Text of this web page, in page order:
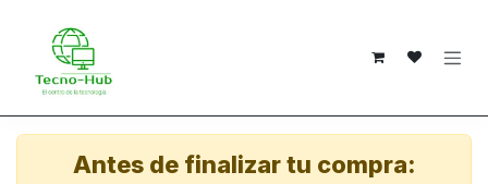
Antes de finalizar tu compra: